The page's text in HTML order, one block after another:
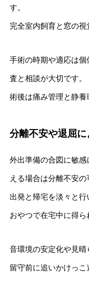
す。
完全室内飼育と窓の視
手術の時期や適応は
査と相談が大切です。
術後は痛み管理と静養
分離不安や退屈に
外出準備の合図に敏
える場合は分離不安の
出発と帰宅を淡々と
おやつで在宅中に得ら
音環境の安定化や見晴
留守前に追いかけっこ